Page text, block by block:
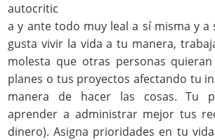
autocritic
a y ante todo muy leal a sí misma y a
gusta vivir la vida a tu manera,
molesta que otras personas
planes o tus proyectos afectando tu
manera de hacer las cosas. Tu
aprender a administrar mejor tus
dinero). Asigna prioridades en tu